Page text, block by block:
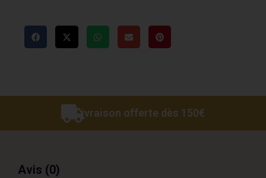
Livraison offerte dès 150€
Avis (0)